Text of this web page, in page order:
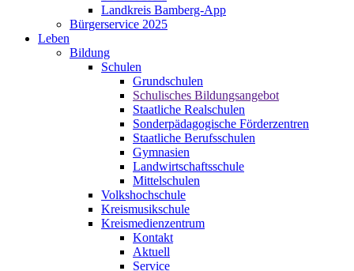
Landkreis Bamberg-App
Bürgerservice 2025
Leben
Bildung
Schulen
Grundschulen
Schulisches Bildungsangebot
Staatliche Realschulen
Sonderpädagogische Förderzentren
Staatliche Berufsschulen
Gymnasien
Landwirtschaftsschule
Mittelschulen
Volkshochschule
Kreismusikschule
Kreismedienzentrum
Kontakt
Aktuell
Service